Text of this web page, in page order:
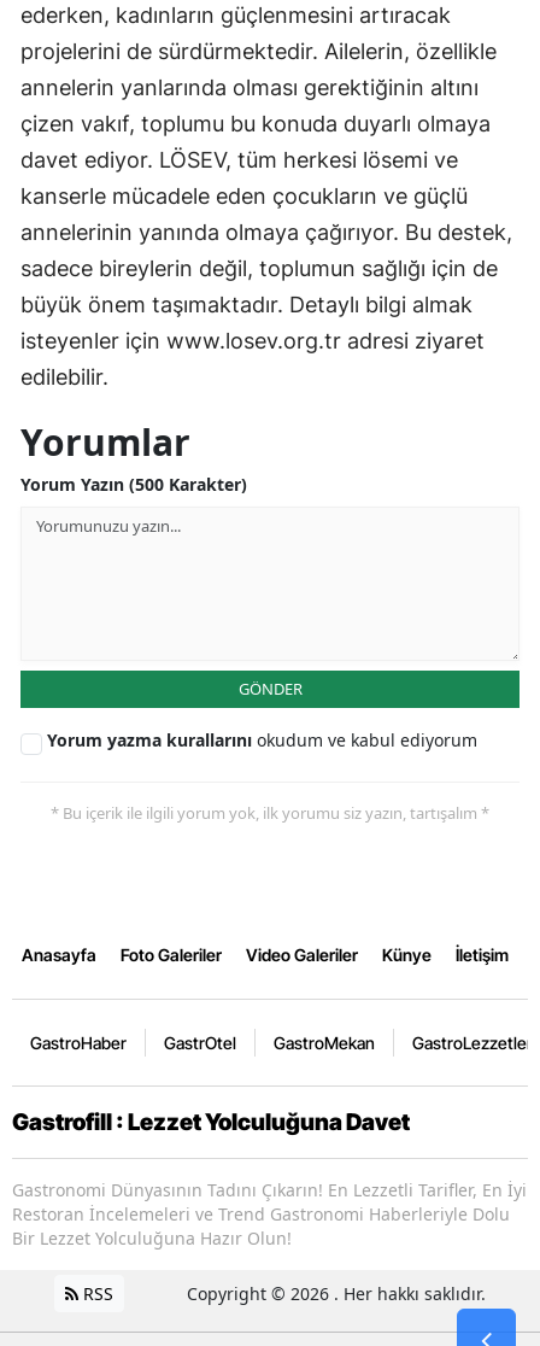
ederken, kadınların güçlenmesini artıracak
projelerini de sürdürmektedir. Ailelerin, özellikle
annelerin yanlarında olması gerektiğinin altını
çizen vakıf, toplumu bu konuda duyarlı olmaya
davet ediyor. LÖSEV, tüm herkesi lösemi ve
kanserle mücadele eden çocukların ve güçlü
annelerinin yanında olmaya çağırıyor. Bu destek,
sadece bireylerin değil, toplumun sağlığı için de
büyük önem taşımaktadır. Detaylı bilgi almak
isteyenler için www.losev.org.tr adresi ziyaret
edilebilir.
Yorumlar
Yorum Yazın (500 Karakter)
GÖNDER
Yorum yazma kurallarını okudum ve kabul ediyorum
* Bu içerik ile ilgili yorum yok, ilk yorumu siz yazın, tartışalım *
Anasayfa Foto Galeriler Video Galeriler Künye İletişim
GastroHaber GastrOtel GastroMekan GastroLezzetler
Gastrofill : Lezzet Yolculuğuna Davet
Gastronomi Dünyasının Tadını Çıkarın! En Lezzetli Tarifler, En İyi
Restoran İncelemeleri ve Trend Gastronomi Haberleriyle Dolu
Bir Lezzet Yolculuğuna Hazır Olun!
RSS Copyright © 2026 . Her hakkı saklıdır.